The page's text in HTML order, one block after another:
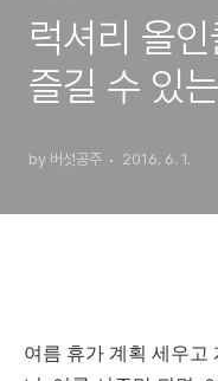
럭셔리 올
즐길 수 있
유로움이
by 버섯공주 2016. 6. 1.
여름 휴가 계획 세우고